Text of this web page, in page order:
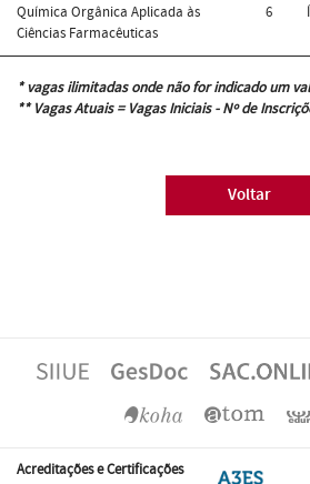
Química Orgânica Aplicada às
Ciências Farmacêuticas
6
* vagas ilimitadas onde não for indicado um
** Vagas Atuais = Vagas Iniciais - Nº de
Voltar
Acreditações e Certificações